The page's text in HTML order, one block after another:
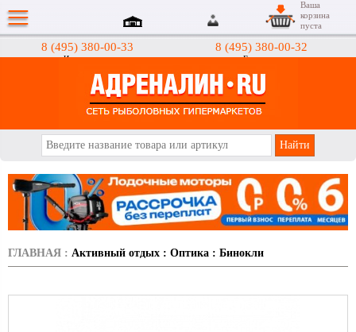
8 (495) 380-00-33
Интернет-магазин
8 (495) 380-00-32
Гипермаркеты
Ваша
корзина
пуста
ГЛАВНАЯ : Активный отдых : Оптика : Бинокли